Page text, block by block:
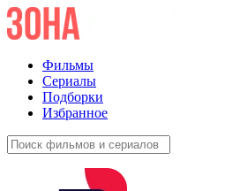
Фильмы
Сериалы
Подборки
Избранное